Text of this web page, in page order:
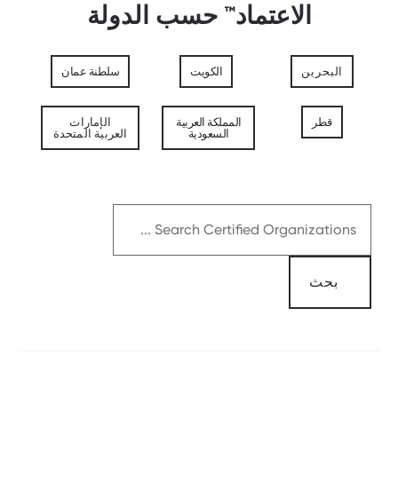
الاعتماد™ حسب الدولة
البحرين الكويت سلطنة عمان
قطر
المملكة العربية
السعودية
الإمارات
العربية المتحدة